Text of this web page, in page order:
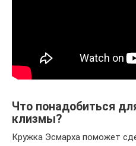
Что понадобиться
клизмы?
Кружка Эсмарха поможет